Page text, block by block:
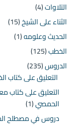
التلاوات(4)
الثناء على الشيخ(15)
الحديث وعلومه(1)
الخطب(125)
الدروس(235)
التعليق على كتاب
التعليق على كتاب
الحمصي(1)
دروس في مصطلح